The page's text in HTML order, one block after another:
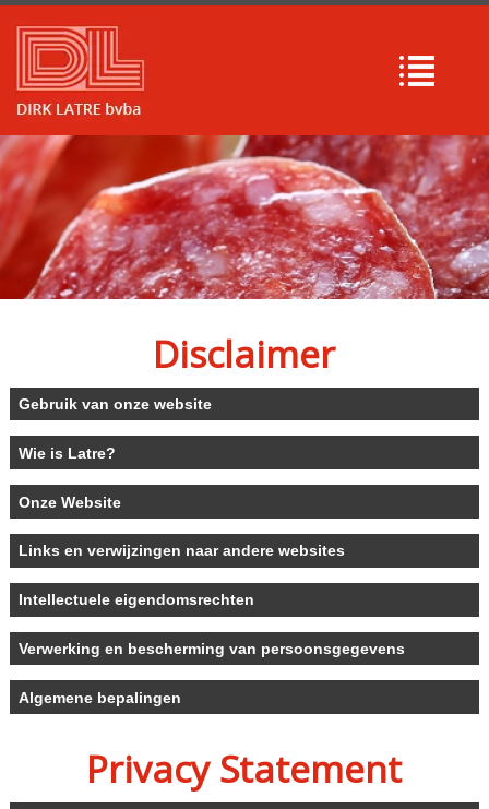
Disclaimer
Gebruik van onze website
Wie is Latre?
Onze Website
Links en verwijzingen naar andere websites
Intellectuele eigendomsrechten
Verwerking en bescherming van persoonsgegevens
Algemene bepalingen
Privacy Statement